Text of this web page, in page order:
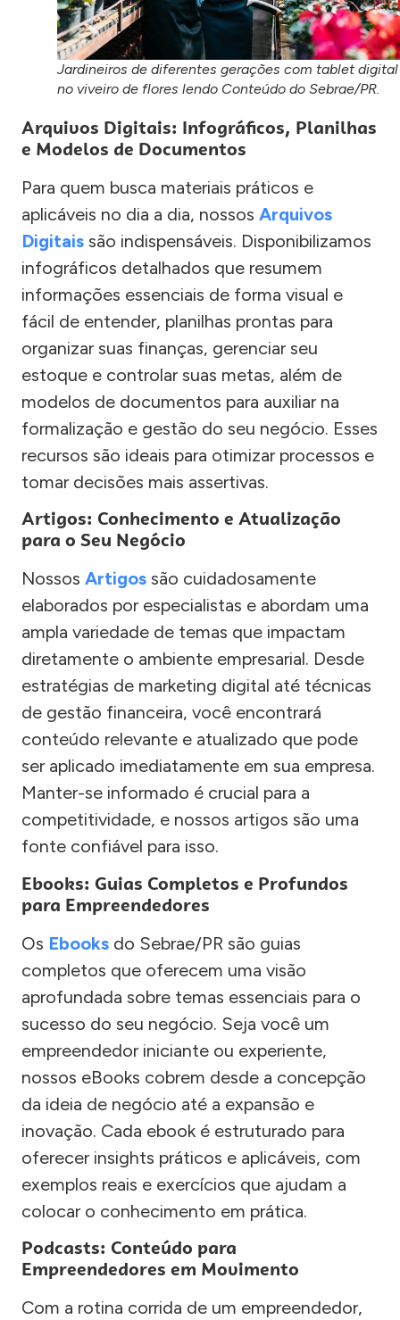
Jardineiros de diferentes gerações com tablet digital
no viveiro de flores lendo Conteúdo do Sebrae/PR.
Arquivos Digitais: Infográficos, Planilhas
e Modelos de Documentos
Para quem busca materiais práticos e
aplicáveis no dia a dia, nossos Arquivos
Digitais são indispensáveis. Disponibilizamos
infográficos detalhados que resumem
informações essenciais de forma visual e
fácil de entender, planilhas prontas para
organizar suas finanças, gerenciar seu
estoque e controlar suas metas, além de
modelos de documentos para auxiliar na
formalização e gestão do seu negócio. Esses
recursos são ideais para otimizar processos e
tomar decisões mais assertivas.
Artigos: Conhecimento e Atualização
para o Seu Negócio
Nossos Artigos são cuidadosamente
elaborados por especialistas e abordam uma
ampla variedade de temas que impactam
diretamente o ambiente empresarial. Desde
estratégias de marketing digital até técnicas
de gestão financeira, você encontrará
conteúdo relevante e atualizado que pode
ser aplicado imediatamente em sua empresa.
Manter-se informado é crucial para a
competitividade, e nossos artigos são uma
fonte confiável para isso.
Ebooks: Guias Completos e Profundos
para Empreendedores
Os Ebooks do Sebrae/PR são guias
completos que oferecem uma visão
aprofundada sobre temas essenciais para o
sucesso do seu negócio. Seja você um
empreendedor iniciante ou experiente,
nossos eBooks cobrem desde a concepção
da ideia de negócio até a expansão e
inovação. Cada ebook é estruturado para
oferecer insights práticos e aplicáveis, com
exemplos reais e exercícios que ajudam a
colocar o conhecimento em prática.
Podcasts: Conteúdo para
Empreendedores em Movimento
Com a rotina corrida de um empreendedor,